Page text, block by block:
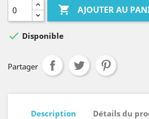
 AJOUTER AU
 Disponible
Partager
Description Détails du